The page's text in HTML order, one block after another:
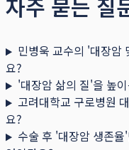
자주 묻는 질
민병욱 교수의 '대장암
요?
'대장암 삶의 질'을 높
고려대학교 구로병원
요?
수술 후 '대장암 생존